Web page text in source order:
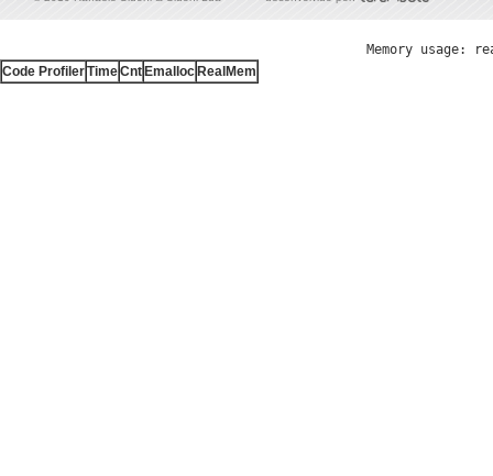
Memory usage:
Code ProfilerTimeCnt Emalloc RealMem